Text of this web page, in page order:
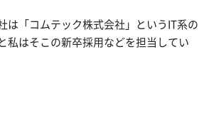
は「コムテック株式会社」というIT系の
私はそこの新卒採用などを担当してい